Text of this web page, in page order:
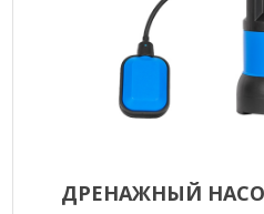
ДРЕНАЖНЫЙ НАСОС